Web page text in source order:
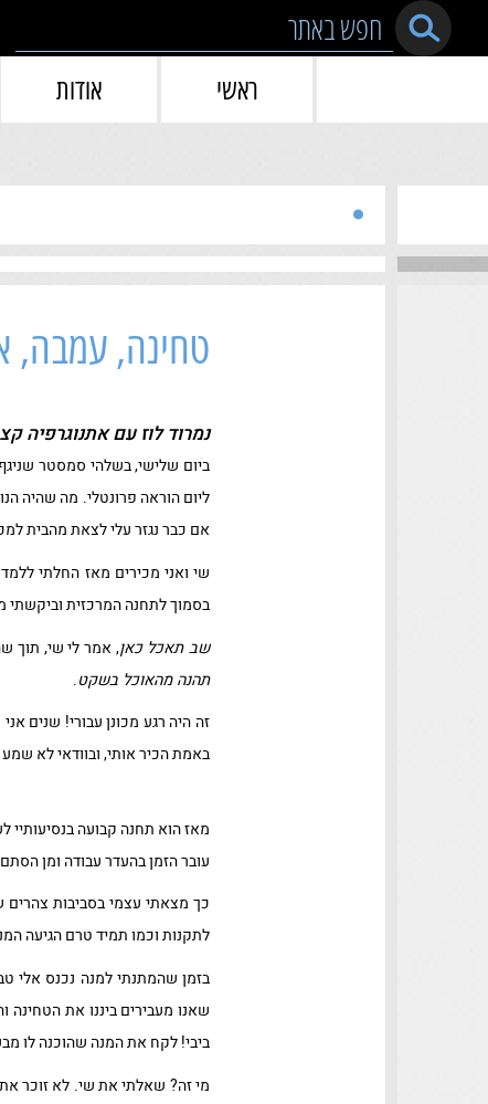
Skip to content
ראשי אודות
טחינה, עמבה,
נמרוד לוז עם אתנוגרפיה
ביום שלישי, בשלהי סמסטר
ליום הוראה פרונטלי. מה שהיה
אם כבר נגזר עלי לצאת מהבית
שי ואני מכירים מאז החלתי
בסמוך לתחנה המרכזית וביקשתי
שב תאכל כאן, אמר לי שי, תוך
תהנה מהאוכל בשקט.
זה היה רגע מכונן עבורי! שנים אני
באמת הכיר אותי, ובוודאי לא
מאז הוא תחנה קבועה
עובר הזמן בהעדר עבודה ומן
כך מצאתי עצמי בסביבות צהרים
לתקנות וכמו תמיד טרם הגיעה
בזמן שהמתנתי למנה נכנס אלי
שאנו מעבירים ביננו את
ביבי! לקח את המנה שהוכנה לו
מי זה? שאלתי את שי. לא זוכר את